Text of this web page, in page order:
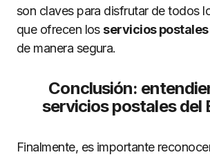
son claves para disfrutar de todos
que ofrecen los servicios
de manera segura.
Conclusión:
servicios postales del
Finalmente, es importante